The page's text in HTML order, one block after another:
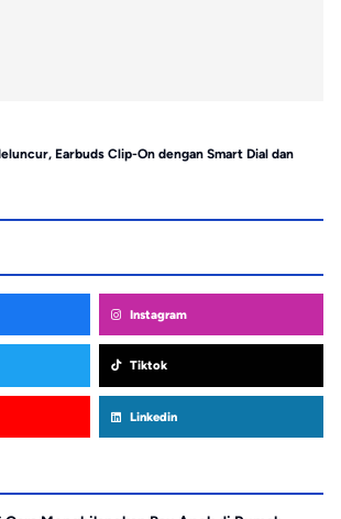
Earbuds Clip-On dengan Smart Dial dan
Instagram
Tiktok
Linkedin